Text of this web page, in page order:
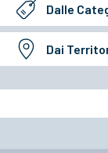
Dalle
Dai